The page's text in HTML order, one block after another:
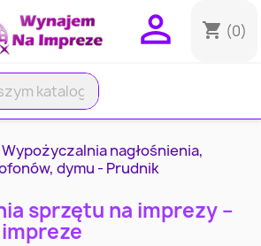
shopping_cart (0)

Wypożyczalnia nagłośnienia,
dymu - Prudnik
sprzętu na imprezy –